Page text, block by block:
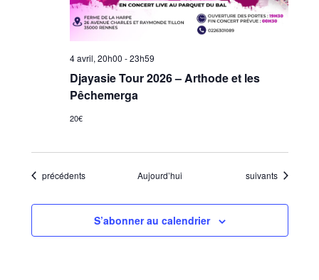
4 avril, 20h00 -23h59
Djayasie Tour 2026 – Arthode et les
Pêchemerga
20€
Évènements
précédents Aujourd’hui Évènements
suivants
S’abonner au calendrier